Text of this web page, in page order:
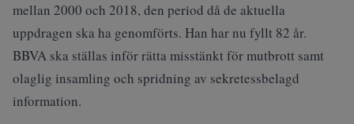
mellan 2000 och 2018, den period då de aktuella
uppdragen ska ha genomförts. Han har nu fyllt 82 år.
BBVA ska ställas inför rätta misstänkt för mutbrott samt
olaglig insamling och spridning av sekretessbelagd
information.